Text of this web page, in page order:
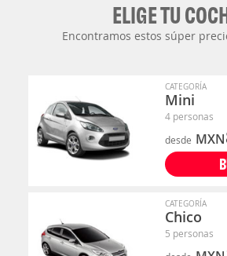
ELIGE TU
Encontramos estos súper
CATEGORÍA
Mini
4 personas
desde MXN
CATEGORÍA
Chico
5 personas